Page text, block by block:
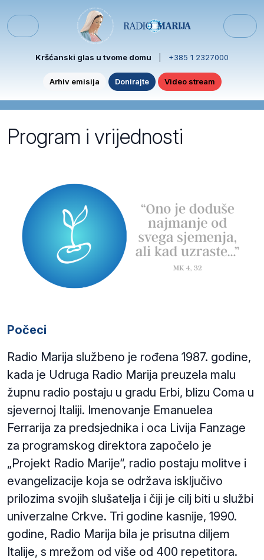
Menu
Kršćanski glas u tvome domu +385 1 2327000
Arhiv emisija Donirajte Video stream
Program i vrijednosti
Počeci
Radio Marija službeno je rođena 1987. godine,
kada je Udruga Radio Marija preuzela malu
župnu radio postaju u gradu Erbi, blizu Coma u
sjevernoj Italiji. Imenovanje Emanuelea
Ferrarija za predsjednika i oca Livija Fanzage
za programskog direktora započelo je
„Projekt Radio Marije“, radio postaju molitve i
evangelizacije koja se održava isključivo
prilozima svojih slušatelja i čiji je cilj biti u službi
univerzalne Crkve. Tri godine kasnije, 1990.
godine, Radio Marija bila je prisutna diljem
Italije, s mrežom od više od 400 repetitora.